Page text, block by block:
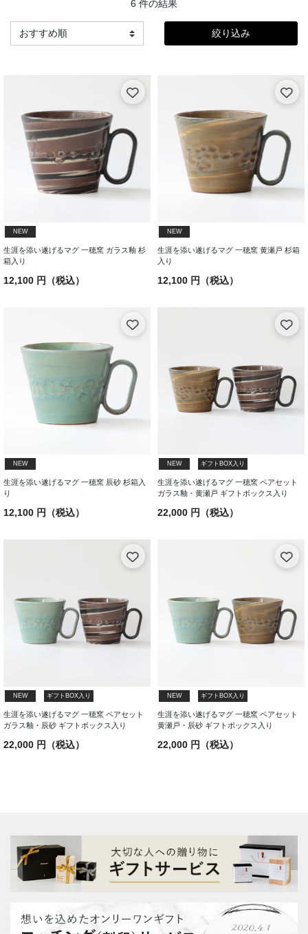
6 件の結果
絞り込み
NEW
生涯を添い遂げるマグ 一穂窯 ガラス釉 杉
箱入り
12,100 円（税込）
NEW
生涯を添い遂げるマグ 一穂窯 黄瀬戸 杉箱
入り
12,100 円（税込）
NEW
生涯を添い遂げるマグ 一穂窯 辰砂 杉箱入
り
12,100 円（税込）
NEW ギフトBOX入り
生涯を添い遂げるマグ 一穂窯 ペアセット
ガラス釉・黄瀬戸 ギフトボックス入り
22,000 円（税込）
NEW ギフトBOX入り
生涯を添い遂げるマグ 一穂窯 ペアセット
ガラス釉・辰砂 ギフトボックス入り
22,000 円（税込）
NEW ギフトBOX入り
生涯を添い遂げるマグ 一穂窯 ペアセット
黄瀬戸・辰砂 ギフトボックス入り
22,000 円（税込）